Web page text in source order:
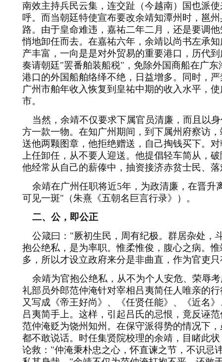
南效主持兵民云集，连交趾（今越南）国也派
呼。而当朝廷特使宣布要改余靖知潭州时，邕
路。由于皇命难违，嘉祐二年二月，还是要调
悄地卸任而去。在嘉祐六年，余靖以尚书左承
产丰富，一向是是对外贸易的重要港口，历代
奏请朝廷"罢番舶装船税" ，免除外国商船在广
港口的外国船舶络绎不绝，日益增多。同时，
广州市舶年收入恢复到皇祐中期的收入水平，
市。
当然，余靖不仅要求下属官员清廉，而且以
方一款一物。在知广州期间，到下属州府察访
送他两颗图章，他拒绝赠送，自己掏钱买下。
上任卸任，从不要人迎送。他提倡轻车简从，
他经常从自己的薪傣中，抽资接济赤贫士民、
余靖在广州任职将近5年，为政清廉，在晋升
可见一斑" （朱熹《五朝名巨言行录》）。
二、公，即公正
公箴曰： "厥初生民，周有纪极。群居杂处，
抱公绝私，是为率职。惟柔惟俊，腹心之病。
多，所以才设立政府来分是非曲直，作为官吏
余靖为官抱公绝私，从不为个人安危、荣辱
礼部员外郎范仲淹针对宰相吕夷简任人唯亲的
又写成《帝王好尚》、《任贤任能》、《近名
吕夷简手上。这样，引起吕氏的忌恨，竟反诬
范仲淹贬为饶州知州。在保守派得势的情况下
都不敢说话。时任集贤院校理的余靖，目睹此
论救： "仲淹秉朴忠之心，怀直谏之节，不识忌